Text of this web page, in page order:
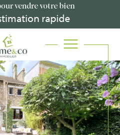
vendre votre bien
rapide